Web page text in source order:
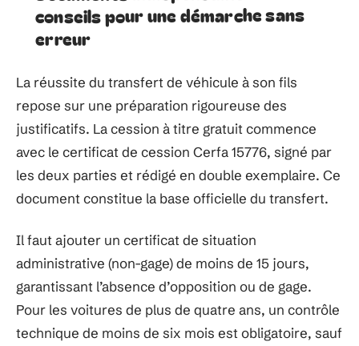
conseils pour une démarche sans
erreur
La réussite du transfert de véhicule à son fils
repose sur une préparation rigoureuse des
justificatifs. La cession à titre gratuit commence
avec le certificat de cession Cerfa 15776, signé par
les deux parties et rédigé en double exemplaire. Ce
document constitue la base officielle du transfert.
Il faut ajouter un certificat de situation
administrative (non-gage) de moins de 15 jours,
garantissant l’absence d’opposition ou de gage.
Pour les voitures de plus de quatre ans, un contrôle
technique de moins de six mois est obligatoire, sauf